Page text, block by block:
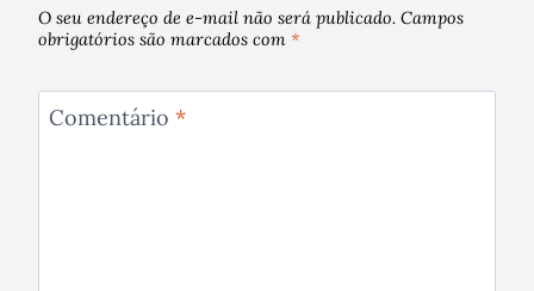
O seu endereço de e-mail não será publicado. Campos
obrigatórios são marcados com *
Comentário *